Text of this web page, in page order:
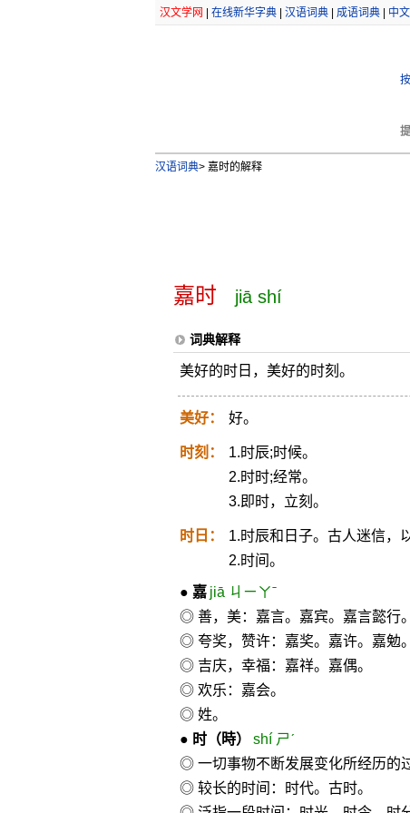
汉文学网 在线新华字典| 汉语词典| 成语词典| 中
汉语词典>嘉时的解释
嘉时 jiā shí
词典解释
美好的时日，美好的时刻。
美好： 好。
时刻：
1.时辰;时候。
2.时时;经常。
3.即时，立刻。
时日：
1.时辰和日子。古人迷信，
2.时间。
● 嘉 jiā ㄐㄧㄚˉ
◎ 善，美：嘉言。嘉宾。嘉言懿行。
◎ 夸奖，赞许：嘉奖。嘉许。嘉勉。
◎ 吉庆，幸福：嘉祥。嘉偶。
◎ 欢乐：嘉会。
◎ 姓。
● 时（時）
shí ㄕˊ
◎ 一切事物不断发展变化所经历的
◎ 较长的时间：时代。古时。